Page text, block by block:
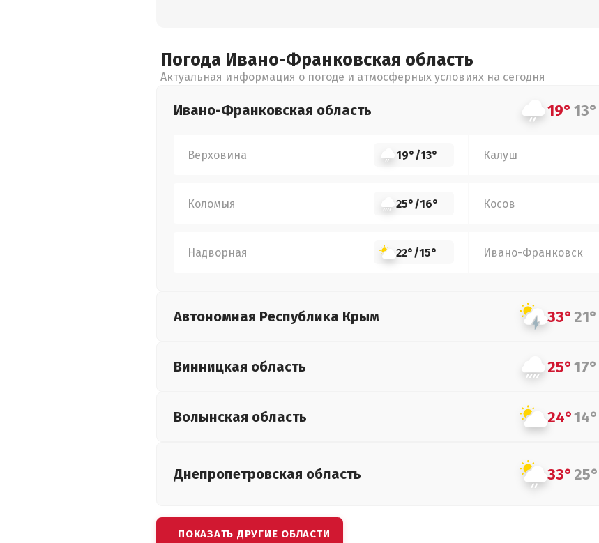
Погода Ивано-Франковская область
Актуальная информация о погоде и атмосферных условиях на сегодня
Ивано-Франковская область 19° 13°
Верховина 19°/13° Калуш
Коломыя 25°/16° Косов
Надворная 22°/15° Ивано-Франковск
Автономная Республика Крым 33°21°
Винницкая область 25°17°
Волынская область 24°14°
Днепропетровская область 33°25°
ПОКАЗАТЬ ДРУГИЕ ОБЛАСТИ